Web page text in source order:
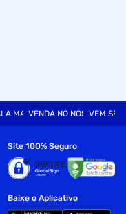
MARTVENDA NO NOSSO SITE
VEM SER
Site 100% Seguro
Baixe o Aplicativo